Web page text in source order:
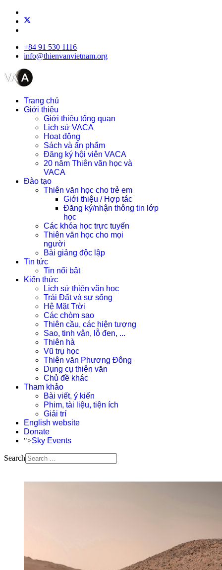
+84 91 530 1116
info@thienvanvietnam.org
Trang chủ
Giới thiệu
Giới thiệu tổng quan
Lịch sử VACA
Hoạt động
Sách và ấn phẩm
Đăng ký hội viên VACA
20 năm Thiên văn học và
VACA
Đào tạo
Thiên văn học cho trẻ em
Giới thiệu / Hợp tác
Đăng ký/nhận thông tin lớp
học
Các khóa học trực tuyến
Thiên văn học cho mọi
người
Bài giảng độc lập
Tin tức
Tin nổi bật
Kiến thức
Lịch sử thiên văn học
Trái Đất và sự sống
Hệ Mặt Trời
Các chòm sao
Thiên cầu, các hiện tượng
Sao, tinh vân, lỗ đen, ...
Thiên hà
Vũ trụ học
Thiên văn Phương Đông
Dụng cụ thiên văn
Chủ đề khác
Tham khảo
Bài viết, ý kiến
Phim, tài liệu, tiện ích
Giải trí
English website
Donate
">Sky Events
Search